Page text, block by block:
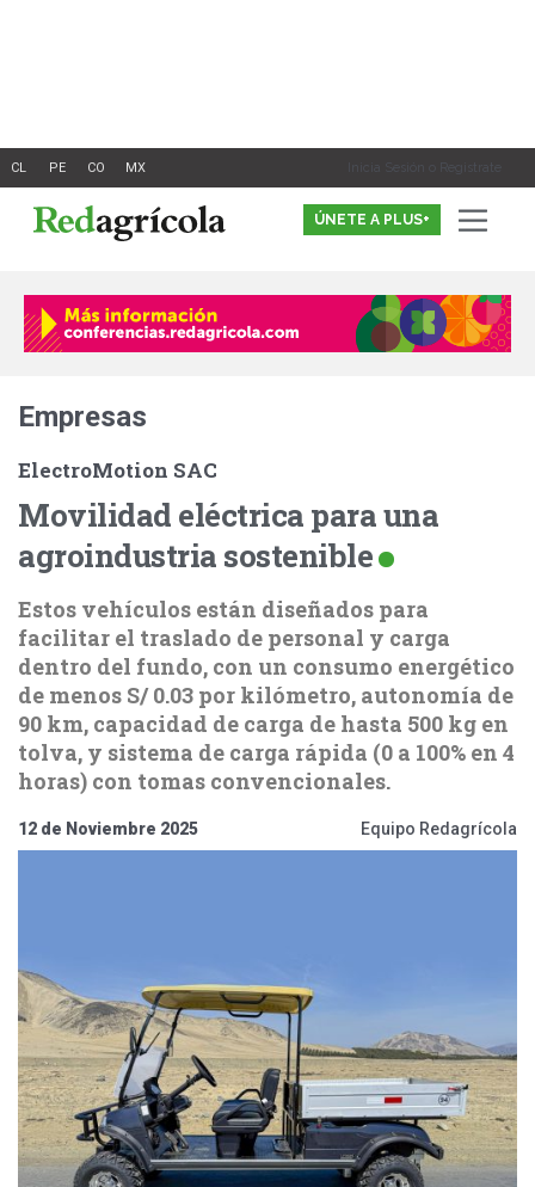
Inicia Sesión o Registrate
ÚNETE A PLUS+
Empresas
ElectroMotion SAC
Movilidad eléctrica para una
agroindustria sostenible
Estos vehículos están diseñados para
facilitar el traslado de personal y carga
dentro del fundo, con un consumo energético
de menos S/ 0.03 por kilómetro, autonomía de
90 km, capacidad de carga de hasta 500 kg en
tolva, y sistema de carga rápida (0 a 100% en 4
horas) con tomas convencionales.
12 de Noviembre 2025 Equipo Redagrícola